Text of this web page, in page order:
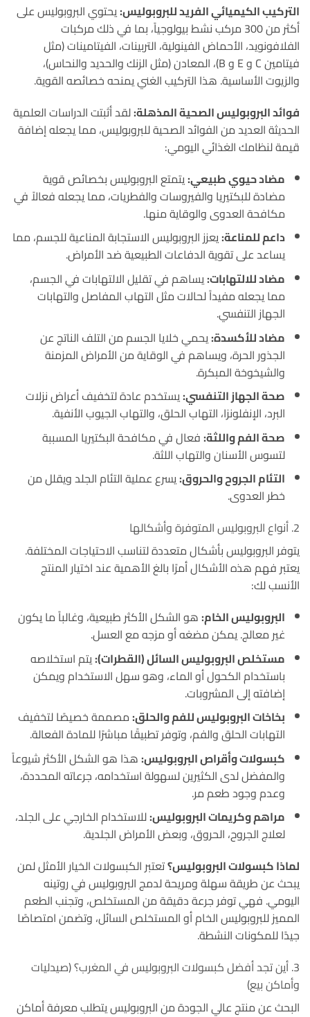
التركيب الكيميائي الفريد للبروبوليس:يحتوي البروبوليس على
أكثر من 300 مركب نشط بيولوجياً، بما في ذلك مركبات
الفلافونويد، الأحماض الفينولية، التربينات، الفيتامينات (مثل
فيتامين C و E و B)، المعادن (مثل الزنك والحديد والنحاس)،
والزيوت الأساسية. هذا التركيب الغني يمنحه خصائصه القوية.
فوائد البروبوليس الصحية المذهلة:لقد أثبتت الدراسات العلمية
الحديثة العديد من الفوائد الصحية للبروبوليس، مما يجعله إضافة
قيمة لنظامك الغذائي اليومي:
مضاد حيوي طبيعي:يتمتع البروبوليس بخصائص قوية
مضادة للبكتيريا والفيروسات والفطريات، مما يجعله فعالاً في
مكافحة العدوى والوقاية منها.
داعم للمناعة:يعزز البروبوليس الاستجابة المناعية للجسم، مما
يساعد على تقوية الدفاعات الطبيعية ضد الأمراض.
مضاد للالتهابات:يساهم في تقليل الالتهابات في الجسم،
مما يجعله مفيداً لحالات مثل التهاب المفاصل والتهابات
الجهاز التنفسي.
مضاد للأكسدة:يحمي خلايا الجسم من التلف الناتج عن
الجذور الحرة، ويساهم في الوقاية من الأمراض المزمنة
والشيخوخة المبكرة.
صحة الجهاز التنفسي:يستخدم عادة لتخفيف أعراض نزلات
البرد، الإنفلونزا، التهاب الحلق، والتهاب الجيوب الأنفية.
صحة الفم واللثة:فعال في مكافحة البكتيريا المسببة
لتسوس الأسنان والتهاب اللثة.
التئام الجروح والحروق:يسرع عملية التئام الجلد ويقلل من
خطر العدوى.
2. أنواع البروبوليس المتوفرة وأشكالها
يتوفر البروبوليس بأشكال متعددة لتناسب الاحتياجات المختلفة.
يعتبر فهم هذه الأشكال أمرًا بالغ الأهمية عند اختيار المنتج
الأنسب لك:
البروبوليس الخام:هو الشكل الأكثر طبيعية، وغالباً ما يكون
غير معالج. يمكن مضغه أو مزجه مع العسل.
مستخلص البروبوليس السائل (القطرات):يتم استخلاصه
باستخدام الكحول أو الماء، وهو سهل الاستخدام ويمكن
إضافته إلى المشروبات.
بخاخات البروبوليس للفم والحلق:مصممة خصيصًا لتخفيف
التهابات الحلق والفم، وتوفر تطبيقًا مباشرًا للمادة الفعالة.
كبسولات وأقراص البروبوليس:هذا هو الشكل الأكثر شيوعاً
والمفضل لدى الكثيرين لسهولة استخدامه، جرعاته المحددة،
وعدم وجود طعم مر.
مراهم وكريمات البروبوليس:للاستخدام الخارجي على الجلد،
لعلاج الجروح، الحروق، وبعض الأمراض الجلدية.
لماذا كبسولات البروبوليس؟تعتبر الكبسولات الخيار الأمثل لمن
يبحث عن طريقة سهلة ومريحة لدمج البروبوليس في روتينه
اليومي. فهي توفر جرعة دقيقة من المستخلص، وتجنب الطعم
المميز للبروبوليس الخام أو المستخلص السائل، وتضمن امتصاصًا
جيدًا للمكونات النشطة.
3. أين تجد أفضل كبسولات البروبوليس في المغرب؟ (صيدليات
وأماكن بيع)
البحث عن منتج عالي الجودة من البروبوليس يتطلب معرفة أماكن